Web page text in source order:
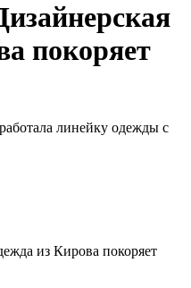
покоряет
линейку одежды с